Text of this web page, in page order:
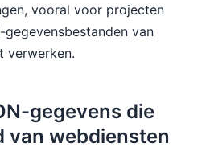
vooral voor projecten
van
verwerken.
gegevens die
van webdiensten